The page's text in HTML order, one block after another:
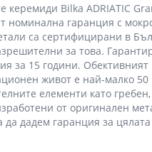
керемиди Bilka ADRIATIC
номинална гаранция с
са сертифицирани в
за това.
за 15 години. Обективният
живот е най-малко 50
елементи като
от оригинален
да дадем гаранция за